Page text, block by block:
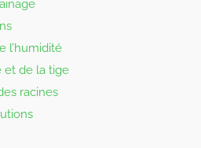
l’humidité
et de la tige
racines